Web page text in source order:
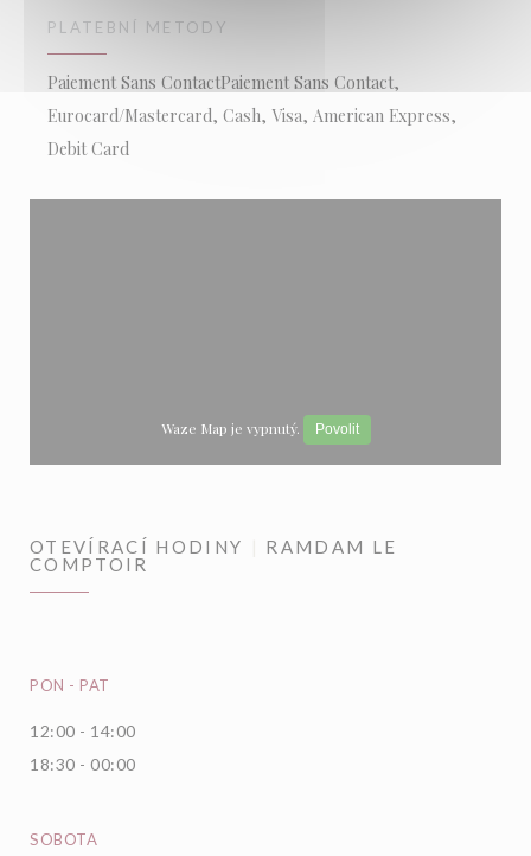
PLATEBNÍ METODY
Paiement Sans ContactPaiement Sans Contact,
Eurocard/Mastercard, Cash, Visa, American Express,
Debit Card
Waze Map je vypnutý. Povolit
OTEVÍRACÍ HODINY
RAMDAM LE
COMPTOIR
PON - PAT
12:00 - 14:00
18:30 - 00:00
SOBOTA